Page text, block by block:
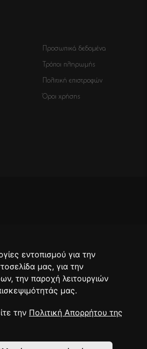
εντοπισμού για την
μας, για την
την παροχή λειτουργιών
μας.
την Πολιτική Απορρήτου της
Προσωπικά δεδομένα
Τρόποι πληρωμής
Πολιτική επιστροφών
Όροι χρήσης
προϊόντα, τις τρέχουσες προσφορές. Μετά